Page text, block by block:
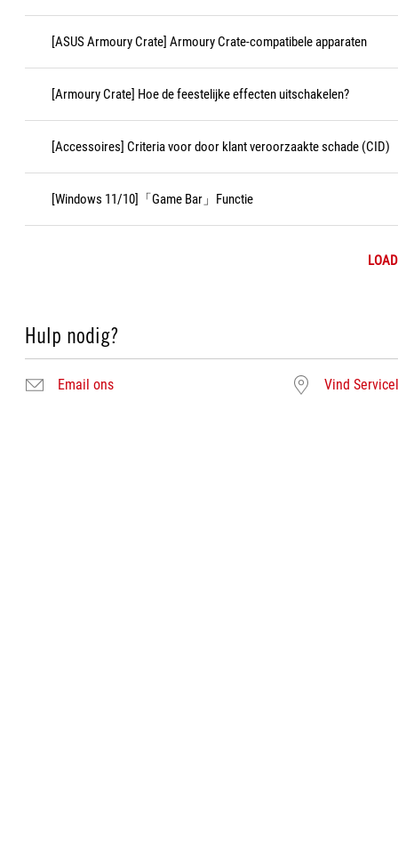
[ASUS Armoury Crate] Armoury Crate-compatibele apparaten
[Armoury Crate] Hoe de feestelijke effecten uitschakelen?
[Accessoires] Criteria voor door klant veroorzaakte schade (CID)
[Windows 11/10]「Game Bar」Functie
Hulp nodig?
Email ons Vind